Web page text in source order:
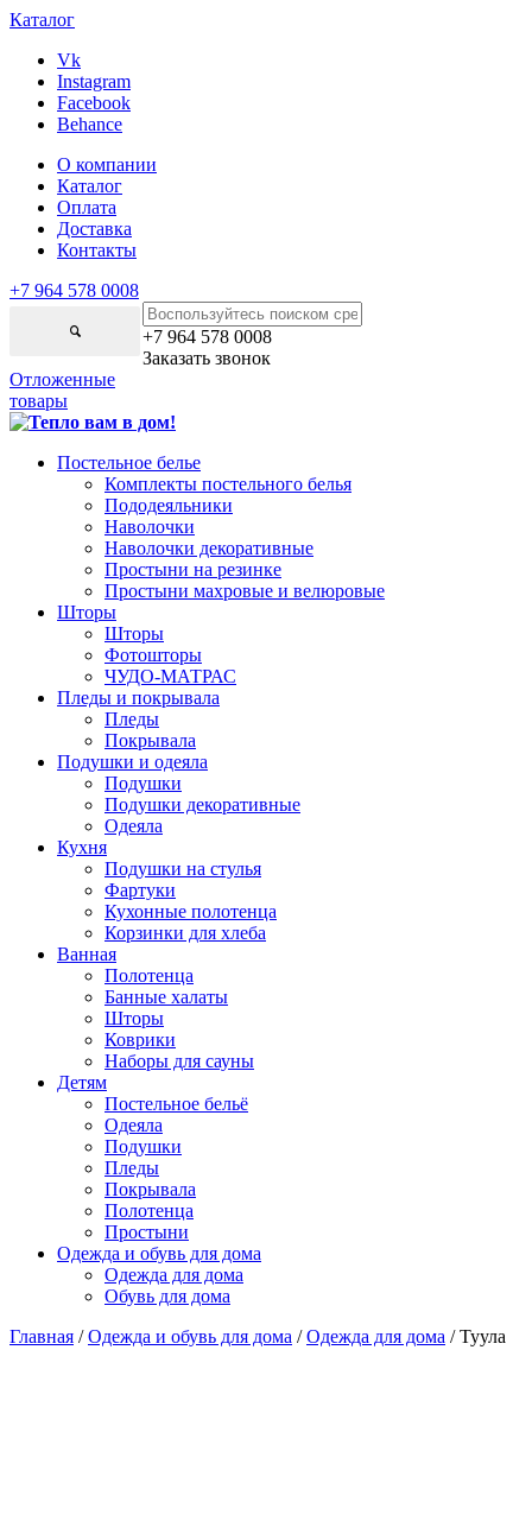
Каталог
Vk
Instagram
Facebook
Behance
О компании
Каталог
Оплата
Доставка
Контакты
+7 964 578 0008
+7 964 578 0008
Заказать звонок
Отложенные
товары
Постельное белье
Комплекты постельного белья
Пододеяльники
Наволочки
Наволочки декоративные
Простыни на резинке
Простыни махровые и велюровые
Шторы
Шторы
Фотошторы
ЧУДО-МАТРАС
Пледы и покрывала
Пледы
Покрывала
Подушки и одеяла
Подушки
Подушки декоративные
Одеяла
Кухня
Подушки на стулья
Фартуки
Кухонные полотенца
Корзинки для хлеба
Ванная
Полотенца
Банные халаты
Шторы
Коврики
Наборы для сауны
Детям
Постельное бельё
Одеяла
Подушки
Пледы
Покрывала
Полотенца
Простыни
Одежда и обувь для дома
Одежда для дома
Обувь для дома
Главная /Одежда и обувь для дома /Одежда для дома / Туула